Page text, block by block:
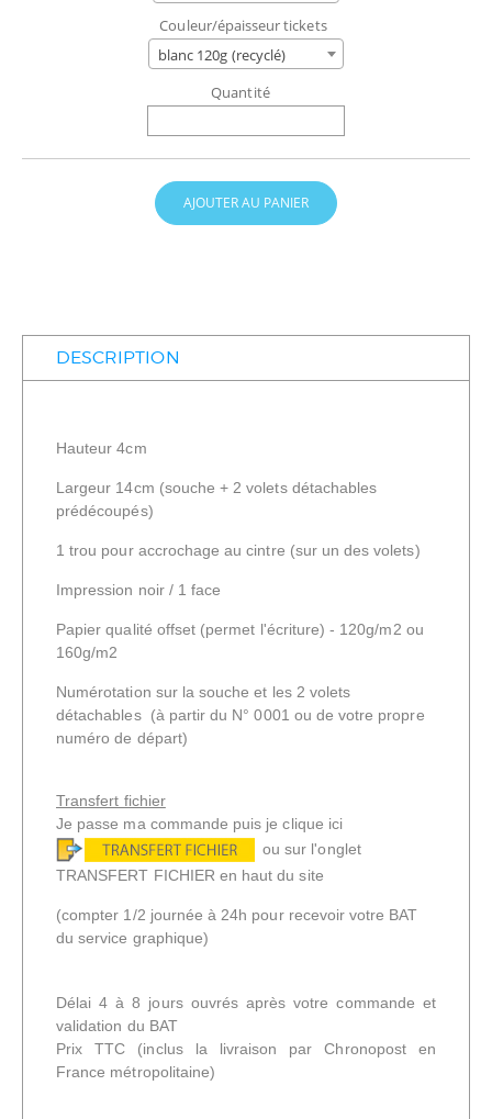
Couleur/épaisseur tickets
blanc 120g (recyclé)
Quantité
AJOUTER AU PANIER
DESCRIPTION
Hauteur 4cm
Largeur 14cm (souche + 2 volets détachables
prédécoupés)
1 trou pour accrochage au cintre (sur un des volets)
Impression noir / 1 face
Papier qualité offset (permet l'écriture) - 120g/m2 ou
160g/m2
Numérotation sur la souche et les 2 volets
détachables (à partir du N° 0001 ou de votre propre
numéro de départ)
Transfert fichier
Je passe ma commande puis je clique ici
ou sur l'onglet
TRANSFERT FICHIER en haut du site
(compter 1/2 journée à 24h pour recevoir votre BAT
du service graphique)
Délai 4 à 8 jours ouvrés après votre commande et
validation du BAT
Prix TTC (inclus la livraison par Chronopost en
France métropolitaine)